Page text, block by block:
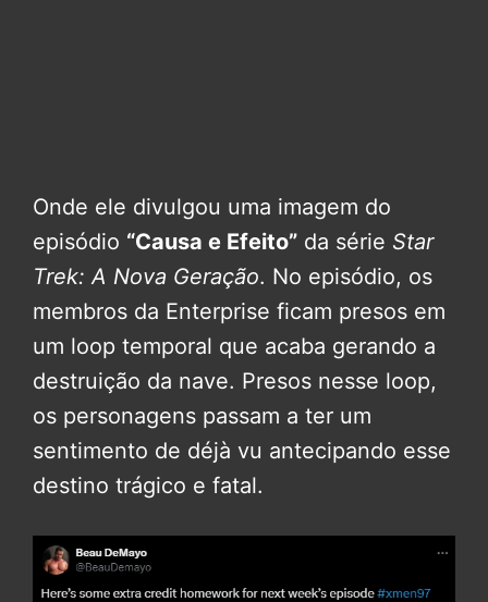
Onde ele divulgou uma imagem do
episódio “Causa e Efeito” da série Star
Trek: A Nova Geração. No episódio, os
membros da Enterprise ficam presos em
um loop temporal que acaba gerando a
destruição da nave. Presos nesse loop,
os personagens passam a ter um
sentimento de déjà vu antecipando esse
destino trágico e fatal.